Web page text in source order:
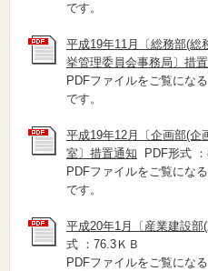
です。
平成19年11月〔総務部(総
挙管理委員会事務局〕措
PDFファイルをご覧になる
です。
平成19年12月〔企画部(企
室〕措置通知 PDF形式 ：
PDFファイルをご覧になる
です。
平成20年1月〔産業建設部
式 ：76.3ＫＢ
PDFファイルをご覧になる